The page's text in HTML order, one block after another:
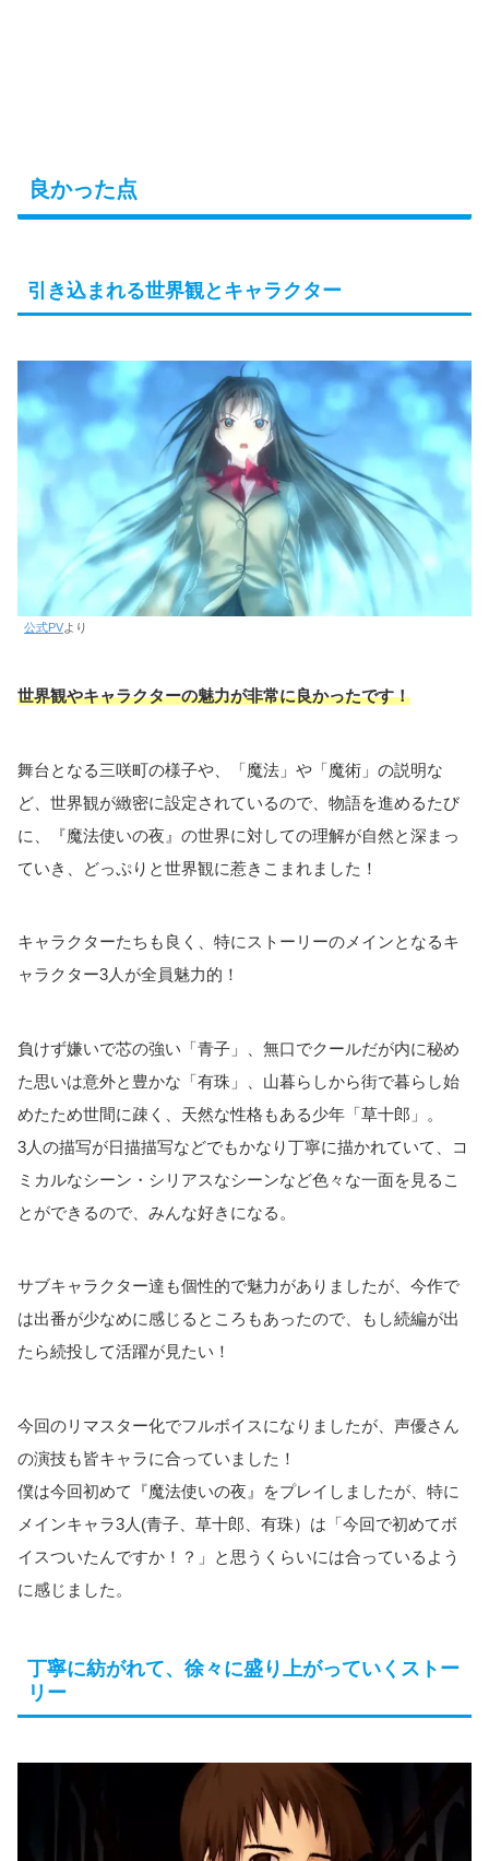
良かった点
引き込まれる世界観とキャラクター
公式PVより
世界観やキャラクターの魅力が非常に良かったです！
舞台となる三咲町の様子や、「魔法」や「魔術」の説明な
ど、世界観が緻密に設定されているので、物語を進めるたび
に、『魔法使いの夜』の世界に対しての理解が自然と深まっ
ていき、どっぷりと世界観に惹きこまれました！
キャラクターたちも良く、特にストーリーのメインとなるキ
ャラクター3人が全員魅力的！
負けず嫌いで芯の強い「青子」、無口でクールだが内に秘め
た思いは意外と豊かな「有珠」、山暮らしから街で暮らし始
めたため世間に疎く、天然な性格もある少年「草十郎」。
3人の描写が日描描写などでもかなり丁寧に描かれていて、コ
ミカルなシーン・シリアスなシーンなど色々な一面を見るこ
とができるので、みんな好きになる。
サブキャラクター達も個性的で魅力がありましたが、今作で
は出番が少なめに感じるところもあったので、もし続編が出
たら続投して活躍が見たい！
今回のリマスター化でフルボイスになりましたが、声優さん
の演技も皆キャラに合っていました！
僕は今回初めて『魔法使いの夜』をプレイしましたが、特に
メインキャラ3人(青子、草十郎、有珠）は「今回で初めてボ
イスついたんですか！？」と思うくらいには合っているよう
に感じました。
丁寧に紡がれて、徐々に盛り上がっていくストー
リー